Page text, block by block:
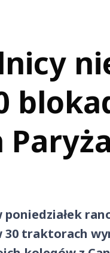
30 traktorach